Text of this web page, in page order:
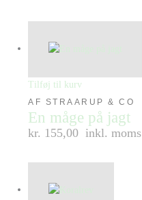
Tilføj til kurv
AF STRAARUP & CO
En måge på jagt
kr. 155,00 inkl. moms